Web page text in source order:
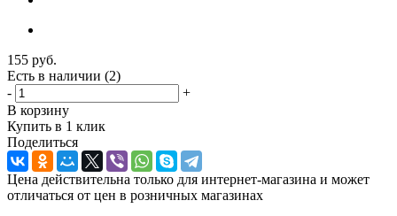
155 руб.
Есть в наличии (2)
-
+
В корзину
Купить в 1 клик
Поделиться
Цена действительна только для интернет-магазина и может
отличаться от цен в розничных магазинах